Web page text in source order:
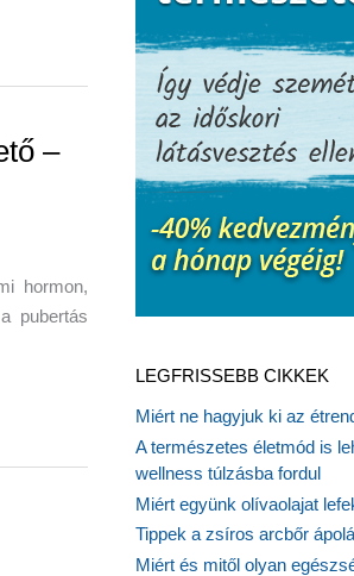
–
hormon,
pubertás
LEGFRISSEBB CIKKEK
Miért ne hagyjuk ki az
A természetes életmód is
wellness túlzásba fordul
Miért együnk olívaolajat
Tippek a zsíros arcbőr
Miért és mitől olyan